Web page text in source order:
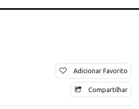
Adicionar Favorito
Compartilhar